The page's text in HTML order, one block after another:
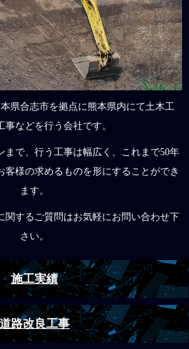
県合志市を拠点に熊本県内にて土木工
事などを行う会社です。
まで、行う工事は幅広く、これまで50年
客様の求めるものを形にすることができ
ます。
関するご質問はお気軽にお問い合わせ下
さい。
施工実績
道路改良工事